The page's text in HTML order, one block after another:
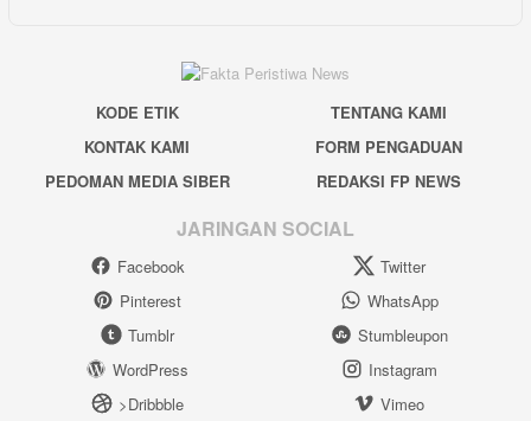
KODE ETIK
TENTANG KAMI
KONTAK KAMI
FORM PENGADUAN
PEDOMAN MEDIA SIBER
REDAKSI FP NEWS
JARINGAN SOCIAL
Facebook
Twitter
Pinterest
WhatsApp
Tumblr
Stumbleupon
WordPress
Instagram
>Dribbble
Vimeo